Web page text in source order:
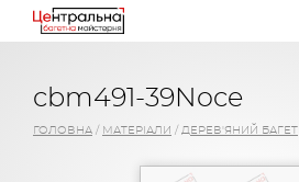
cbm491-39Noce
ГОЛОВНА / МАТЕРІАЛИ / ДЕРЕВ'ЯНИЙ БАГЕТ